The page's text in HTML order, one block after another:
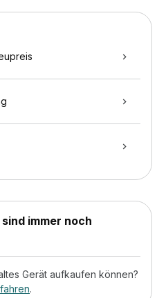
immer noch
Gerät aufkaufen können?
.